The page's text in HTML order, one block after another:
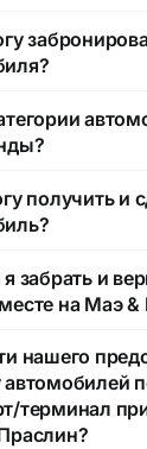
получить и
забрать и
на Маэ &
нашего
автомобилей
терминал